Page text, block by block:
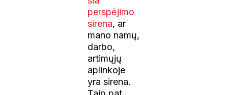
perspėjimo
sirena, ar
mano namų,
darbo,
artimųjų
aplinkoje
yra sirena.